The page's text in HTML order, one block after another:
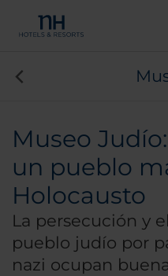
Museo
un pueblo
Holocausto
La persecución y
pueblo judío por
nazi ocupan